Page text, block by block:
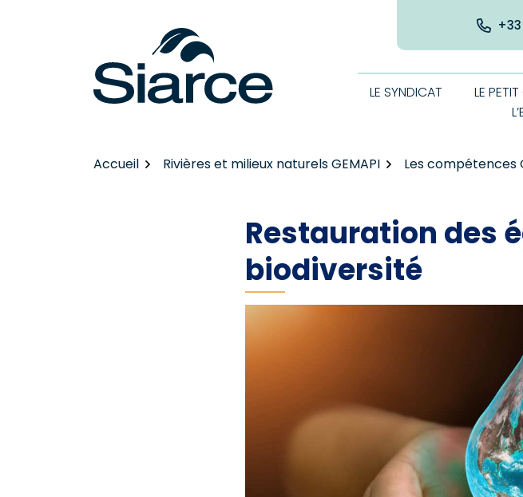
LE SYNDICAT
LE
Accueil Rivières et milieux naturels GEMAPI Les compétences
Restauration des
biodiversité